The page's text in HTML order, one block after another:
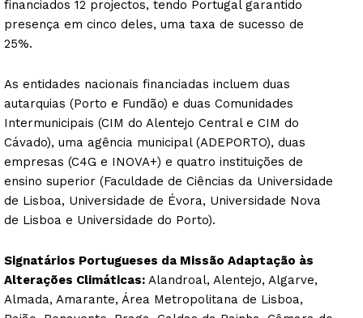
financiados 12 projectos, tendo Portugal garantido
presença em cinco deles, uma taxa de sucesso de
25%.
As entidades nacionais financiadas incluem duas
autarquias (Porto e Fundão) e duas Comunidades
Intermunicipais (CIM do Alentejo Central e CIM do
Cávado), uma agência municipal (ADEPORTO), duas
empresas (C4G e INOVA+) e quatro instituições de
ensino superior (Faculdade de Ciências da Universidade
de Lisboa, Universidade de Évora, Universidade Nova
de Lisboa e Universidade do Porto).
Signatários Portugueses da Missão Adaptação às
Alterações Climáticas: Alandroal, Alentejo, Algarve,
Almada, Amarante, Área Metropolitana de Lisboa,